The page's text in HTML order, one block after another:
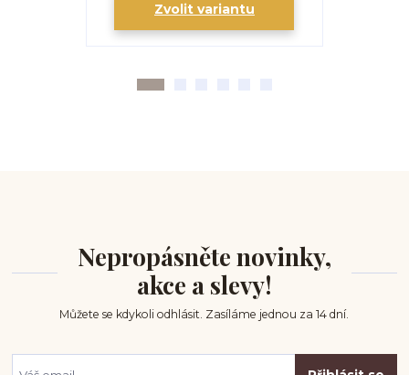
Zvolit variantu
Nepropásněte novinky,
akce a slevy!
Můžete se kdykoli odhlásit. Zasíláme jednou za 14 dní.